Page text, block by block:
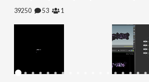
39250 53 1